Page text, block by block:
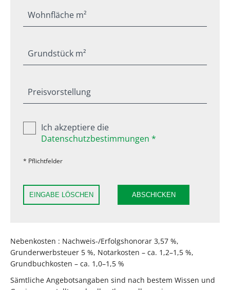
Wohnfläche m²
Grundstück m²
Preisvorstellung
Ich akzeptiere die
Datenschutzbestimmungen *
* Pflichtfelder
EINGABE LÖSCHEN ABSCHICKEN
Nebenkosten : Nachweis-/Erfolgshonorar 3,57 %,
Grunderwerbsteuer 5 %, Notarkosten – ca. 1,2–1,5 %,
Grundbuchkosten – ca. 1,0–1,5 %
Sämtliche Angebotsangaben sind nach bestem Wissen und